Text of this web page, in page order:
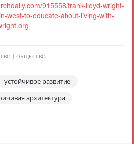
915558/frank-lloyd-wright-
west-to-educate-about-living-with-
ОБЩЕСТВО
устойчивое развитие
архитектура